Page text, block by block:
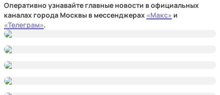
Оперативно узнавайте главные новости в официальных
каналах города Москвы в мессенджерах «Макс» и
«Телеграм».